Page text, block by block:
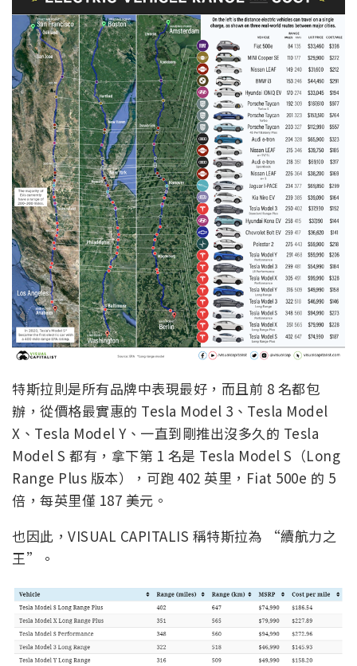
特斯拉則是所有品牌中表現最好，而且前 8 名都包
辦，從價格最實惠的 Tesla Model 3、Tesla Model
X、Tesla Model Y、一直到剛推出沒多久的 Tesla
Model S 都有，拿下第 1 名是 Tesla Model S（Long
Range Plus 版本），可跑 402 英里，Fiat 500e 的 5
倍，每英里僅 187 美元。
也因此，VISUAL CAPITALIS 稱特斯拉為 “續航力之
王”。